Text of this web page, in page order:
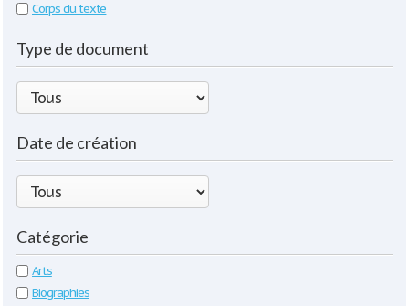
Corps du texte
Type de document
Date de création
Catégorie
Arts
Biographies